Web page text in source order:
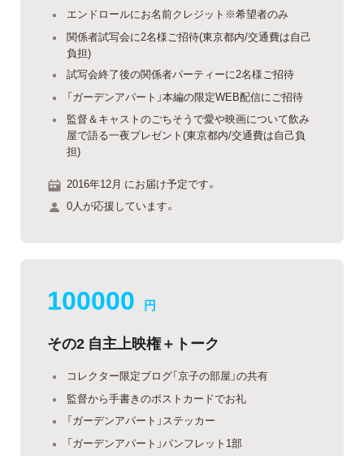
エンドロールにお名前クレジット※希望者のみ
関係者試写会に2名様ご招待(東京都内/交通費は自己
負担)
試写会終了後の関係者パーティーに2名様ご招待
「ガーデンアパート」本編の限定WEB配信にご招待
監督＆キャストのごちそうで愛や映画について飲み
屋で語る一夜プレゼント(東京都内/交通費は自己負
担)
2016年12月 にお届け予定です。
0人が応援しています。
100000 円
その2 自主上映権＋トーク
コレクター限定ブログ「京子の部屋」の共有
監督から手書きのポストカードでお礼
「ガーデンアパート」ステッカー
「ガーデンアパート」パンフレット1部